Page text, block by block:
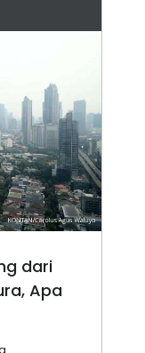
dari
Apa